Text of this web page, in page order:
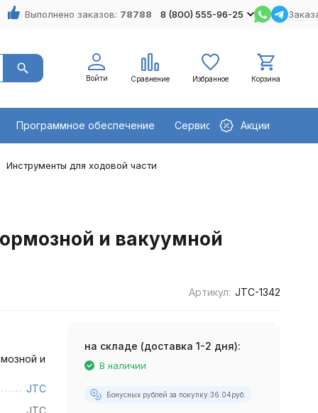
Выполнено заказов: 78788 8 (800) 555-96-25
Войти Сравнение Избранное Корзина
Программное обеспечение Сервисное оборудование
Акции
Инструменты для ходовой части
и вакуумной
Артикул: JTC-1342
и
JTC
JTC
на складе (доставка 1-2 дня):
В наличии
Бонусных рублей за покупку:36.04руб.